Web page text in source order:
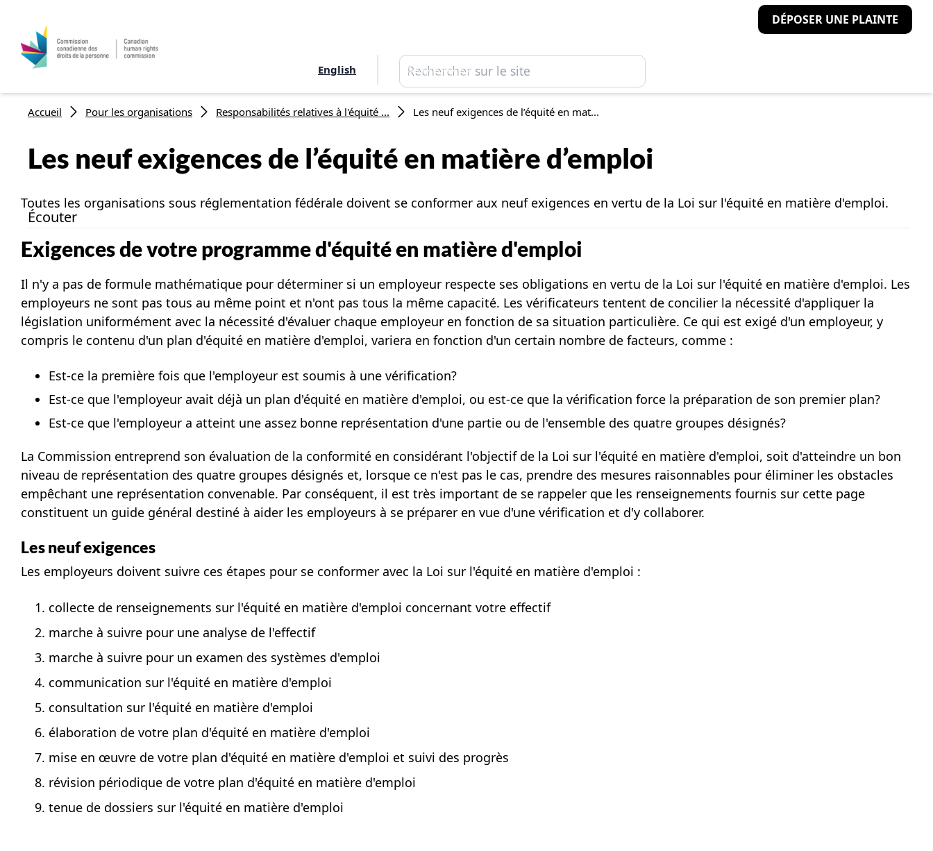
English Rechercher
Rechercher
DÉPOSER UNE PLAINTE
Fil d'Ariane
Accueil Pour les organisations Responsabilités relatives à l'équité ... Les neuf exigences de l’équité en mat...
Les neuf exigences de l’équité en matière d’emploi
Écouter
Toutes les organisations sous réglementation fédérale doivent se conformer aux neuf exigences en vertu de la Loi sur l'équité en matière d'emploi.
Exigences de votre programme d'équité en matière d'emploi
Il n'y a pas de formule mathématique pour déterminer si un employeur respecte ses obligations en vertu de la Loi sur l'équité en matière d'emploi. Les
employeurs ne sont pas tous au même point et n'ont pas tous la même capacité. Les vérificateurs tentent de concilier la nécessité d'appliquer la
législation uniformément avec la nécessité d'évaluer chaque employeur en fonction de sa situation particulière. Ce qui est exigé d'un employeur, y
compris le contenu d'un plan d'équité en matière d'emploi, variera en fonction d'un certain nombre de facteurs, comme :
Est-ce la première fois que l'employeur est soumis à une vérification?
Est-ce que l'employeur avait déjà un plan d'équité en matière d'emploi, ou est-ce que la vérification force la préparation de son premier plan?
Est-ce que l'employeur a atteint une assez bonne représentation d'une partie ou de l'ensemble des quatre groupes désignés?
La Commission entreprend son évaluation de la conformité en considérant l'objectif de la Loi sur l'équité en matière d'emploi, soit d'atteindre un bon
niveau de représentation des quatre groupes désignés et, lorsque ce n'est pas le cas, prendre des mesures raisonnables pour éliminer les obstacles
empêchant une représentation convenable. Par conséquent, il est très important de se rappeler que les renseignements fournis sur cette page
constituent un guide général destiné à aider les employeurs à se préparer en vue d'une vérification et d'y collaborer.
Les neuf exigences
Les employeurs doivent suivre ces étapes pour se conformer avec la Loi sur l'équité en matière d'emploi :
collecte de renseignements sur l'équité en matière d'emploi concernant votre effectif
marche à suivre pour une analyse de l'effectif
marche à suivre pour un examen des systèmes d'emploi
communication sur l'équité en matière d'emploi
consultation sur l'équité en matière d'emploi
élaboration de votre plan d'équité en matière d'emploi
mise en œuvre de votre plan d'équité en matière d'emploi et suivi des progrès
révision périodique de votre plan d'équité en matière d'emploi
tenue de dossiers sur l'équité en matière d'emploi